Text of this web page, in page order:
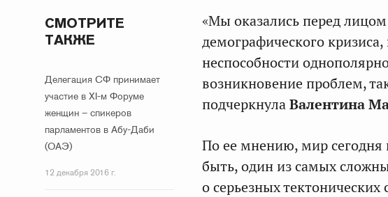
СМОТРИТЕ
ТАКЖЕ
Делегация СФ принимает
участие в XI-м Форуме
женщин – спикеров
парламентов в Абу-Даби
(ОАЭ)
12 декабря 2016 г.
«Мы оказались перед
демографического
неспособности
возникновение проблем,
подчеркнулаВалентина
По ее мнению, мир сегодня
быть, один из самых
о серьезных